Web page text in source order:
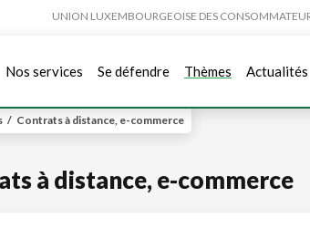
UNION LUXEMBOURGEOISE DES
Nos services Se défendre Thèmes Actualités
/ Contrats à distance, e-commerce
à distance, e-commerce